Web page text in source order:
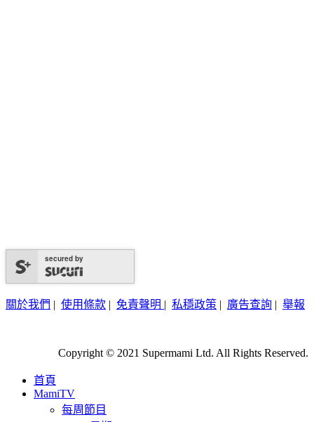
secured by
關於我們 | 使用條款 | 免責聲明 | 私穩政策 | 廣告查詢 | 舉報
Copyright © 2021 Supermami Ltd. All Rights Reserved.
首頁
MamiTV
每周節目